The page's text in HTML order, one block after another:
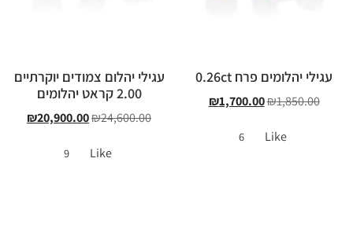
עגילי יהלומים פרח 0.26ct
₪1,850.00
₪1,700.00
Like
6
עגילי יהלום צמודים יוקרתיים
2.00 קראט יהלומים
₪24,600.00
₪20,900.00
Like
9